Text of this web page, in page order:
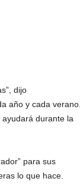
dijo
año y cada verano.
durante la
para sus
lo que hace.